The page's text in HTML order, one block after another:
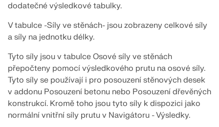
dodatečné výsledkové tabulky.
V tabulce -Síly ve stěnách- jsou zobrazeny celkové síly
a síly na jednotku délky.
Tyto síly jsou v tabulce Osové síly ve stěnách
přepočteny pomocí výsledkového prutu na osové síly.
Tyto síly se používají i pro posouzení stěnových desek
v addonu Posouzení betonu nebo Posouzení dřevěných
konstrukcí. Kromě toho jsou tyto síly k dispozici jako
normální vnitřní síly prutu v Navigátoru - Výsledky.